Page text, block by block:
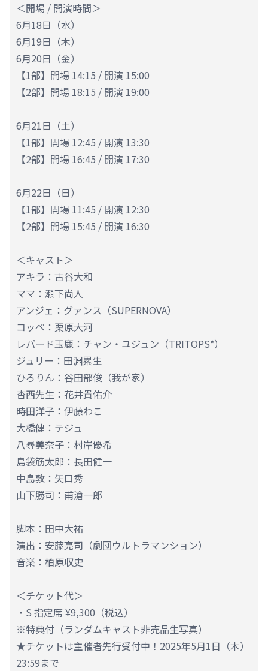
＜開場 / 開演時間＞
6月18日（水）
6月19日（木）
6月20日（金）
【1部】開場 14:15 / 開演 15:00
【2部】開場 18:15 / 開演 19:00
6月21日（土）
【1部】開場 12:45 / 開演 13:30
【2部】開場 16:45 / 開演 17:30
6月22日（日）
【1部】開場 11:45 / 開演 12:30
【2部】開場 15:45 / 開演 16:30
＜キャスト＞
アキラ：古谷大和
ママ：瀬下尚人
アンジェ：グァンス（SUPERNOVA）
コッペ：栗原大河
レパード玉鹿：チャン・ユジュン（TRITOPS*）
ジュリー：田淵累生
ひろりん：谷田部俊（我が家）
杏西先生：花井貴佑介
時田洋子：伊藤わこ
大橋健：テジュ
八尋美奈子：村岸優希
島袋筋太郎：長田健一
中島敦：矢口秀
山下勝司：甫滄一郎
脚本：田中大祐
演出：安藤亮司（劇団ウルトラマンション）
音楽：柏原収史
＜チケット代＞
・S 指定席 ¥9,300（税込）
※特典付（ランダムキャスト非売品生写真）
★チケットは主催者先行受付中！2025年5月1日（木）
23:59まで